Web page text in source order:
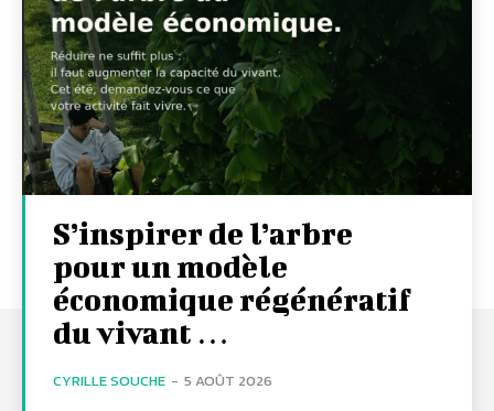
S’inspirer de l’arbre
pour un modèle
économique régénératif
du vivant …
CYRILLE SOUCHE - 5 AOÛT 2026